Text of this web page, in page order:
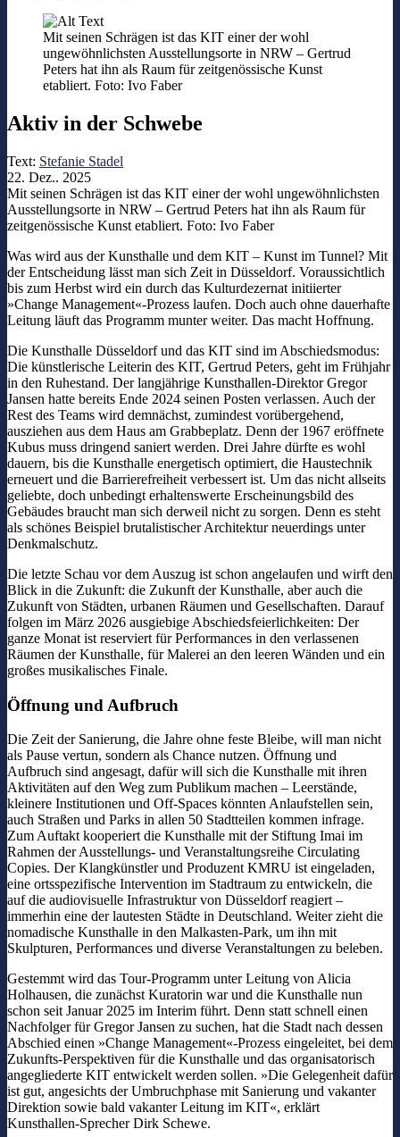
Mit seinen Schrägen ist das KIT einer der wohl
ungewöhnlichsten Ausstellungsorte in NRW – Gertrud
Peters hat ihn als Raum für zeitgenössische Kunst
etabliert. Foto: Ivo Faber
Aktiv in der Schwebe
Text: Stefanie Stadel
22. Dez.. 2025
Mit seinen Schrägen ist das KIT einer der wohl ungewöhnlichsten
Ausstellungsorte in NRW – Gertrud Peters hat ihn als Raum für
zeitgenössische Kunst etabliert. Foto: Ivo Faber
Was wird aus der Kunsthalle und dem KIT – Kunst im Tunnel? Mit
der Entscheidung lässt man sich Zeit in Düsseldorf. Voraussichtlich
bis zum Herbst wird ein durch das Kulturdezernat initiierter
»Change Management«-Prozess laufen. Doch auch ohne dauerhafte
Leitung läuft das Programm munter weiter. Das macht Hoffnung.
Die Kunsthalle Düsseldorf und das KIT sind im Abschiedsmodus:
Die künstlerische Leiterin des KIT, Gertrud Peters, geht im Frühjahr
in den Ruhestand. Der langjährige Kunsthallen-Direktor Gregor
Jansen hatte bereits Ende 2024 seinen Posten verlassen. Auch der
Rest des Teams wird demnächst, zumindest vorübergehend,
ausziehen aus dem Haus am Grabbeplatz. Denn der 1967 eröffnete
Kubus muss dringend saniert werden. Drei Jahre dürfte es wohl
dauern, bis die Kunsthalle energetisch optimiert, die Haustechnik
erneuert und die Barrierefreiheit verbessert ist. Um das nicht allseits
geliebte, doch unbedingt erhaltenswerte Erscheinungsbild des
Gebäudes braucht man sich derweil nicht zu sorgen. Denn es steht
als schönes Beispiel brutalistischer Architektur neuerdings unter
Denkmalschutz.
Die letzte Schau vor dem Auszug ist schon angelaufen und wirft den
Blick in die Zukunft: die Zukunft der Kunsthalle, aber auch die
Zukunft von Städten, urbanen Räumen und Gesellschaften. Darauf
folgen im März 2026 ausgiebige Abschiedsfeierlichkeiten: Der
ganze Monat ist reserviert für Performances in den verlassenen
Räumen der Kunsthalle, für Malerei an den leeren Wänden und ein
großes musikalisches Finale.
Öffnung und Aufbruch
Die Zeit der Sanierung, die Jahre ohne feste Bleibe, will man nicht
als Pause vertun, sondern als Chance nutzen. Öffnung und
Aufbruch sind angesagt, dafür will sich die Kunsthalle mit ihren
Aktivitäten auf den Weg zum Publikum machen – Leerstände,
kleinere Institutionen und Off-Spaces könnten Anlaufstellen sein,
auch Straßen und Parks in allen 50 Stadtteilen kommen infrage.
Zum Auftakt kooperiert die Kunsthalle mit der Stiftung Imai im
Rahmen der Ausstellungs- und Veranstaltungsreihe Circulating
Copies. Der Klangkünstler und Produzent KMRU ist eingeladen,
eine ortsspezifische Intervention im Stadtraum zu entwickeln, die
auf die audiovisuelle Infrastruktur von Düsseldorf reagiert –
immerhin eine der lautesten Städte in Deutschland. Weiter zieht die
nomadische Kunsthalle in den Malkasten-Park, um ihn mit
Skulpturen, Performances und diverse Veranstaltungen zu beleben.
Gestemmt wird das Tour-Programm unter Leitung von Alicia
Holhausen, die zunächst Kuratorin war und die Kunsthalle nun
schon seit Januar 2025 im Interim führt. Denn statt schnell einen
Nachfolger für Gregor Jansen zu suchen, hat die Stadt nach dessen
Abschied einen »Change Management«-Prozess eingeleitet, bei dem
Zukunfts-Perspektiven für die Kunsthalle und das organisatorisch
angegliederte KIT entwickelt werden sollen. »Die Gelegenheit dafür
ist gut, angesichts der Umbruchphase mit Sanierung und vakanter
Direktion sowie bald vakanter Leitung im KIT«, erklärt
Kunsthallen-Sprecher Dirk Schewe.